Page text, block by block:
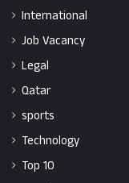
International
Job Vacancy
Legal
Qatar
sports
Technology
Top 10